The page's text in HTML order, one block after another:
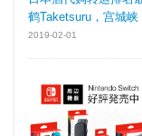
鹤Taketsuru，宫城
2019-02-01